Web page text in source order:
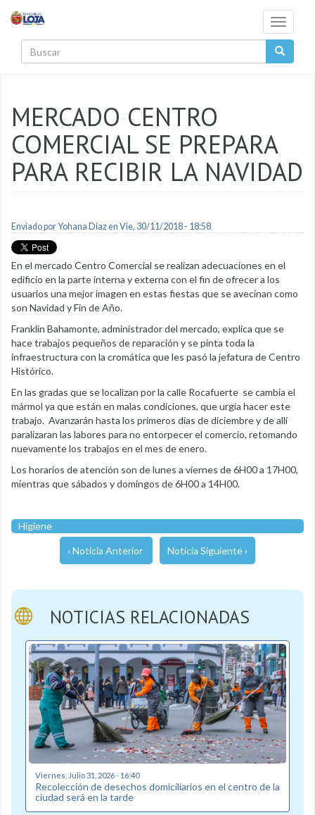
Toggle
MERCADO CENTRO
COMERCIAL SE PREPARA
PARA RECIBIR LA NAVIDAD
Enviado porYohana Diazen Vie, 30/11/2018 - 18:58
En el mercado Centro Comercial se realizan adecuaciones en el
edificio en la parte interna y externa con el fin de ofrecer a los
usuarios una mejor imagen en estas fiestas que se avecinan como
son Navidad y Fin de Año.
Franklin Bahamonte, administrador del mercado, explica que se
hace trabajos pequeños de reparación y se pinta toda la
infraestructura con la cromática que les pasó la jefatura de Centro
Histórico.
En las gradas que se localizan por la calle Rocafuerte se cambia el
mármol ya que están en malas condiciones, que urgía hacer este
trabajo. Avanzarán hasta los primeros días de diciembre y de allí
paralizaran las labores para no entorpecer el comercio, retomando
nuevamente los trabajos en el mes de enero.
Los horarios de atención son de lunes a viernes de 6H00 a 17H00,
mientras que sábados y domingos de 6H00 a 14H00.
Higiene
‹ Noticia Anterior Noticia Siguiente ›
NOTICIAS RELACIONADAS
Viernes, Julio 31, 2026 - 16:40
Recolección de desechos domiciliarios en el centro de la
ciudad será en la tarde